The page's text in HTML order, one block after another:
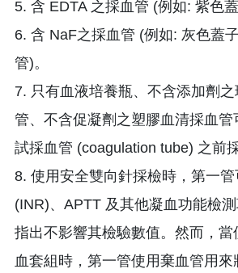
5. 含 EDTA 之採血管 (例如: 紫色蓋
6. 含 NaF之採血管 (例如: 灰色蓋
管)。
7. 只有血液培養瓶、不含添加劑之
管、不含促凝劑之塑膠血清採血管
試採血管 (coagulation tube) 之前採
8. 使用安全雙向針採檢時，第一
(INR)、APTT 及其他凝血功能檢
指出不影響其檢驗數值。然而，
血套組時，第一管使用棄血管用